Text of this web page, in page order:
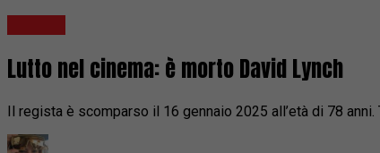
Lutto nel cinema: è morto David Lynch
Il regista è scomparso il 16 gennaio 2025 all’età di 78 anni.